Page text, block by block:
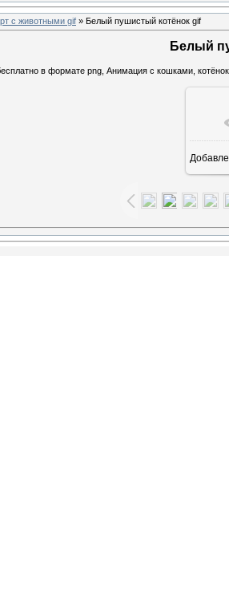
с животными gif » Белый пушистый котёнок gif
Белый
в формате png, Анимация с кошками,